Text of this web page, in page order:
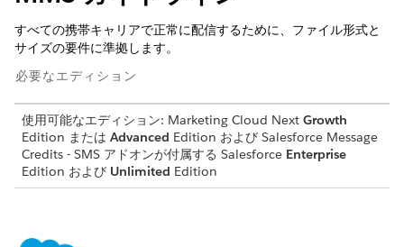
すべての携帯キャリアで正常に配信するために、ファイル形式と
サイズの要件に準拠します。
必要なエディション
使用可能なエディション: Marketing Cloud Next Growth
Edition または Advanced Edition および Salesforce Message
Credits - SMS アドオンが付属する Salesforce Enterprise
Edition および Unlimited Edition